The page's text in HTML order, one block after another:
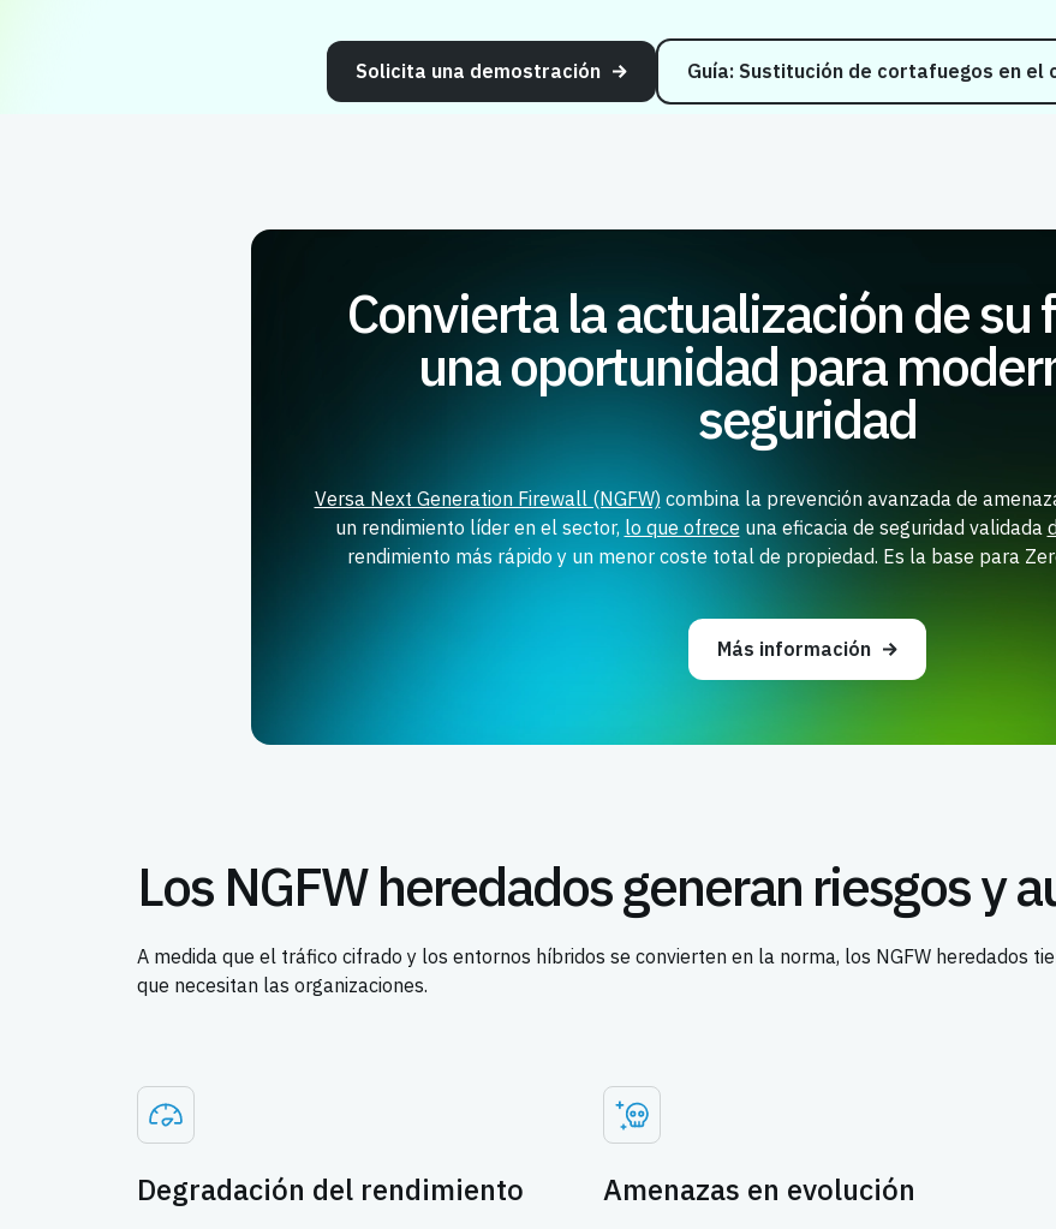
Solicita una demostración Guía: Sustitución de cortafuegos en el
Convierta la actualización de su
una oportunidad para
seguridad
Versa Next Generation Firewall (NGFW) combina la prevención avanzada de
un rendimiento líder en el sector, lo que ofrece una eficacia de seguridad validada
rendimiento más rápido y un menor coste total de propiedad. Es la base para
Más información
Los NGFW heredados generan riesgos y
A medida que el tráfico cifrado y los entornos híbridos se convierten en la norma, los NGFW heredados
que necesitan las organizaciones.
Degradación del rendimiento Amenazas en evolución